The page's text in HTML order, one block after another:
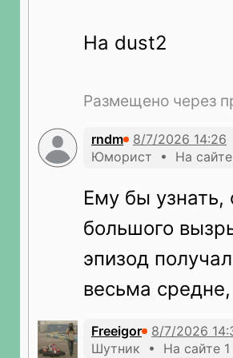
На dust2
Размещено через
rndm
Юморист • На сайте
Ему бы узнать,
большого
эпизод
весьма средне,
Freeigor
Шутник • На сайте 1